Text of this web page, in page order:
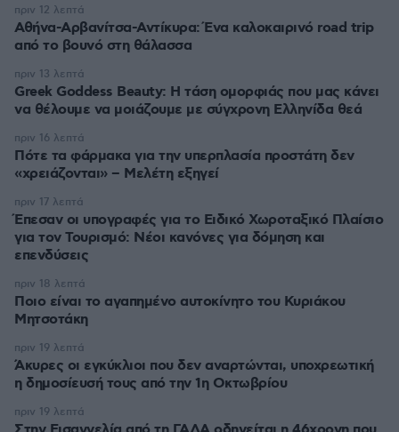
Αθήνα-Αρβανίτσα-Αντίκυρα: Ένα καλοκαιρινό road trip
από το βουνό στη θάλασσα
πριν 12 λεπτά
Greek Goddess Beauty: Η τάση ομορφιάς που μας κάνει
να θέλουμε να μοιάζουμε με σύγχρονη Ελληνίδα θεά
πριν 13 λεπτά
Πότε τα φάρμακα για την υπερπλασία προστάτη δεν
«χρειάζονται» – Μελέτη εξηγεί
πριν 16 λεπτά
Έπεσαν οι υπογραφές για το Ειδικό Χωροταξικό Πλαίσιο
για τον Τουρισμό: Νέοι κανόνες για δόμηση και
επενδύσεις
πριν 17 λεπτά
Ποιο είναι το αγαπημένο αυτοκίνητο του Κυριάκου
Μητσοτάκη
πριν 18 λεπτά
Άκυρες οι εγκύκλιοι που δεν αναρτώνται, υποχρεωτική
η δημοσίευσή τους από την 1η Οκτωβρίου
πριν 19 λεπτά
πριν 19 λεπτά